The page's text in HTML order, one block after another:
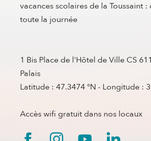
vacances scolaires de la Toussaint
toute la journée
1 Bis Place de l'Hôtel de Ville CS
Palais
Latitude : 47.3474 °N - Longitude :
Accès wifi gratuit dans nos locaux